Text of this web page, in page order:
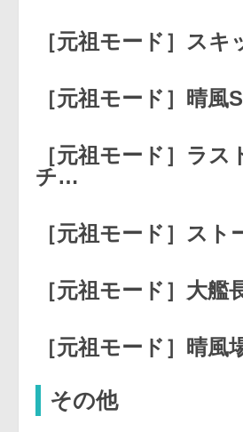
［元祖モード］スキ
［元祖モード］晴風
［元祖モード］ラ
チ…
［元祖モード］ス
［元祖モード］大
［元祖モード］晴
その他